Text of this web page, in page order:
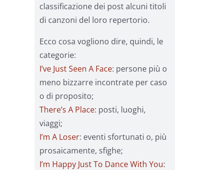
classificazione dei post alcuni titoli
di canzoni del loro repertorio.
Ecco cosa vogliono dire, quindi, le
categorie:
I’ve Just Seen A Face: persone più o
meno bizzarre incontrate per caso
o di proposito;
There’s A Place: posti, luoghi,
viaggi;
I’m A Loser: eventi sfortunati o, più
prosaicamente, sfighe;
I’m Happy Just To Dance With You: